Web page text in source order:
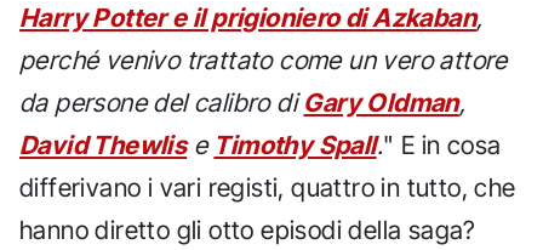
Harry Potter e il prigioniero di Azkaban,
perché venivo trattato come un vero attore
da persone del calibro diGary Oldman,
David Thewlise Timothy Spall." E in cosa
differivano i vari registi, quattro in tutto, che
hanno diretto gli otto episodi della saga?